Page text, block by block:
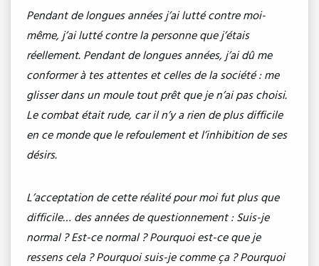
Pendant de longues années j’ai lutté contre moi-
même, j’ai lutté contre la personne que j’étais
réellement. Pendant de longues années, j’ai dû me
conformer à tes attentes et celles de la société : me
glisser dans un moule tout prêt que je n’ai pas choisi.
Le combat était rude, car il n’y a rien de plus difficile
en ce monde que le refoulement et l’inhibition de ses
désirs.
L’acceptation de cette réalité pour moi fut plus que
difficile… des années de questionnement : Suis-je
normal ? Est-ce normal ? Pourquoi est-ce que je
ressens cela ? Pourquoi suis-je comme ça ? Pourquoi